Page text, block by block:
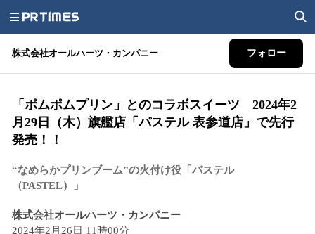
株式会社オールハーツ・カンパニー フォロー
「ポムポムプリン」とのコラボスイーツ 2024年2
月29日（木）旗艦店「パステル 表参道店」で先行
発売！！
“なめらかプリンブーム”の火付け役「パステル
（PASTEL）」
株式会社オールハーツ・カンパニー
2024年2月26日 11時00分